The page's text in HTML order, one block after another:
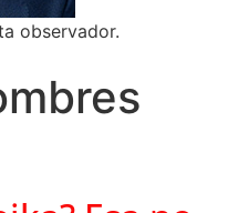
observador.